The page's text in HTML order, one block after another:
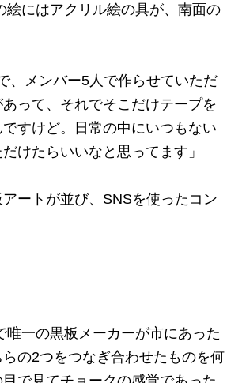
にはアクリル絵の具が、南面の
、メンバー5人で作らせていただ
って、それでそこだけテープを
すけど。日常の中にいつもない
けたらいいなと思ってます」
ートが並び、SNSを使ったコン
唯一の黒板メーカーが市にあった
の2つをつなぎ合わせたものを何